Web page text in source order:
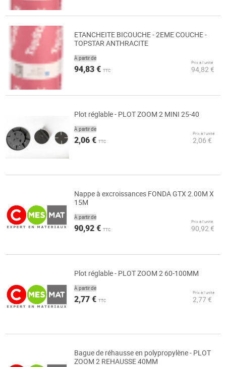
ETANCHEITE BICOUCHE - 2EME COUCHE -
TOPSTAR ANTHRACITE
À partir de
94,83 € TTC
Prix à l’unité
94,82 €
Plot réglable - PLOT ZOOM 2 MINI 25-40
À partir de
2,06 € TTC
Prix à l’unité
2,06 €
Nappe à excroissances FONDA GTX 2.00M X
15M
À partir de
90,92 € TTC
Prix à l’unité
90,92 €
Plot réglable - PLOT ZOOM 2 60-100MM
À partir de
2,77 € TTC
Prix à l’unité
2,77 €
Bague de réhausse en polypropylène - PLOT
ZOOM 2 REHAUSSE 40MM